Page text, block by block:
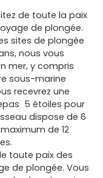
de toute la paix
de plongée.
sites de plongée
nous vous
mer, y compris
sous-marine
recevrez une
5 étoiles pour
dispose de 6
de 12
toute paix des
de plongée. Vous